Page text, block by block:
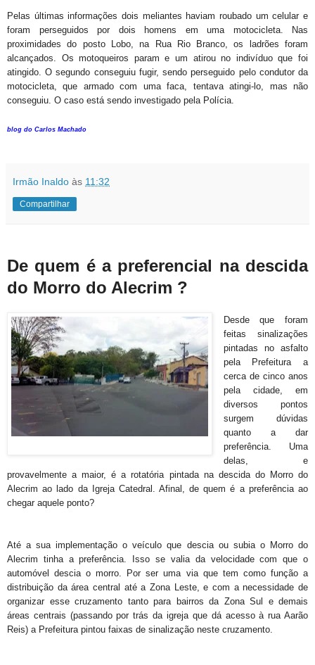
Pelas últimas informações dois meliantes haviam roubado um celular e
foram perseguidos por dois homens em uma motocicleta. Nas
proximidades do posto Lobo, na Rua Rio Branco, os ladrões foram
alcançados. Os motoqueiros param e um atirou no indivíduo que foi
atingido. O segundo conseguiu fugir, sendo perseguido pelo condutor da
motocicleta, que armado com uma faca, tentava atingi-lo, mas não
conseguiu. O caso está sendo investigado pela Polícia.
blog do Carlos Machado
Irmão Inaldo às 11:32
Compartilhar
De quem é a preferencial na descida
do Morro do Alecrim ?
Desde que foram
feitas sinalizações
pintadas no asfalto
pela Prefeitura a
cerca de cinco anos
pela cidade, em
diversos pontos
surgem dúvidas
quanto a dar
preferência. Uma
delas, e
provavelmente a maior, é a rotatória pintada na descida do Morro do
Alecrim ao lado da Igreja Catedral. Afinal, de quem é a preferência ao
chegar aquele ponto?
Até a sua implementação o veículo que descia ou subia o Morro do
Alecrim tinha a preferência. Isso se valia da velocidade com que o
automóvel descia o morro. Por ser uma via que tem como função a
distribuição da área central até a Zona Leste, e com a necessidade de
organizar esse cruzamento tanto para bairros da Zona Sul e demais
áreas centrais (passando por trás da igreja que dá acesso à rua Aarão
Reis) a Prefeitura pintou faixas de sinalização neste cruzamento.